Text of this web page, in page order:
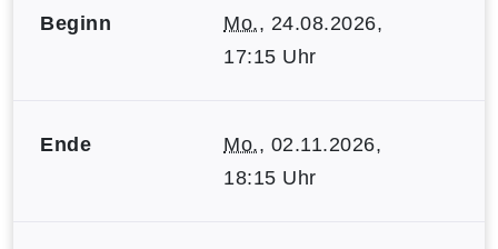
Beginn Mo., 24.08.2026,
17:15 Uhr
Ende Mo., 02.11.2026,
18:15 Uhr